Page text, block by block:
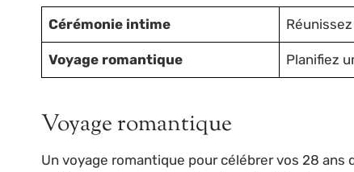
Cérémonie intime
Voyage romantique Planifiez
Voyage romantique
Un voyage romantique pour célébrer vos 28